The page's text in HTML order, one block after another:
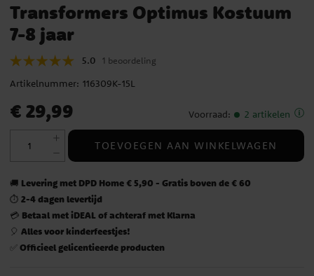
Transformers Optimus Kostuum
7-8 jaar
5.0 1 beoordeling
Artikelnummer: 116309K-15L
Prijs:€ 29,99
€ 29,99 Voorraad: 2 artikelen
TOEVOEGEN AAN WINKELWAGEN
🚚 Levering met DPD Home € 5,90 - Gratis boven de € 60
⏱️ 2-4 dagen levertijd
💳 Betaal met iDEAL of achteraf met Klarna
🎈 Alles voor kinderfeestjes!
✅ Officieel gelicentieerde producten